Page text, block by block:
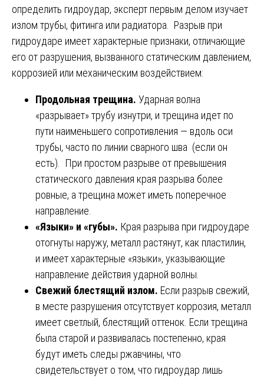
определить гидроудар, эксперт первым делом изучает
излом трубы, фитинга или радиатора. Разрыв при
гидроударе имеет характерные признаки, отличающие
его от разрушения, вызванного статическим давлением,
коррозией или механическим воздействием:
Продольная трещина. Ударная волна
«разрывает» трубу изнутри, и трещина идет по
пути наименьшего сопротивления — вдоль оси
трубы, часто по линии сварного шва (если он
есть). При простом разрыве от превышения
статического давления края разрыва более
ровные, а трещина может иметь поперечное
направление.
«Языки» и «губы». Края разрыва при гидроударе
отогнуты наружу, металл растянут, как пластилин,
и имеет характерные «языки», указывающие
направление действия ударной волны.
Свежий блестящий излом. Если разрыв свежий,
в месте разрушения отсутствует коррозия, металл
имеет светлый, блестящий оттенок. Если трещина
была старой и развивалась постепенно, края
будут иметь следы ржавчины, что
свидетельствует о том, что гидроудар лишь